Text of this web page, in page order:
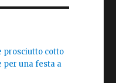
prosciutto cotto
per una festa a